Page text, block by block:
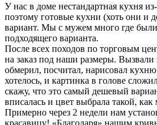
У нас в доме нестандартная кухня
поэтому готовые кухни (хоть они и
вариант. Мы с мужем много где
подходящего варианта.
После всех походов по торговым
на заказ под наши размеры. Вызвали
обмерил, посчитал, нарисовал
хотелось, и картинка в голове
скажу, что это самый дешевый
вписалась и цвет выбрала такой, как
Примерно через 2 недели нам
красавицу! «Благодаря» нашим